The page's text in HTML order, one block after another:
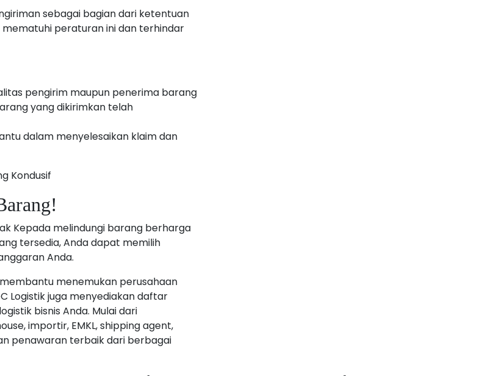
sebagai bagian dari ketentuan
mematuhi peraturan ini dan terhindar
pengirim maupun penerima barang
yang dikirimkan telah
dalam menyelesaikan klaim dan
Kondusif
Kepada melindungi barang berharga
tersedia, Anda dapat memilih
Anda.
membantu menemukan perusahaan
Logistik juga menyediakan daftar
bisnis Anda. Mulai dari
importir, EMKL, shipping agent,
penawaran terbaik dari berbagai